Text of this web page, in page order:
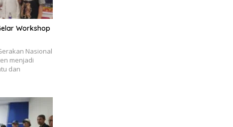
Workshop
Nasional
menjadi
dan